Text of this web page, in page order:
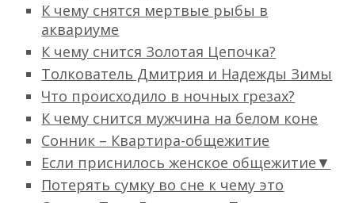
К чему снятся мертвые рыбы в
аквариуме
К чему снится Золотая Цепочка?
Толкователь Дмитрия и Надежды Зимы
Что происходило в ночных грезах?
К чему снится мужчина на белом коне
Сонник – Квартира-общежитие
Если приснилось женское общежитие▼
Потерять сумку во сне к чему это